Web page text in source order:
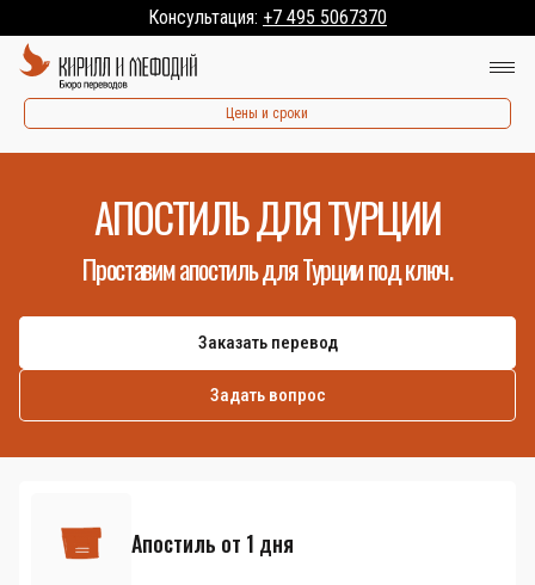
Консультация: +7 495 5067370
Цены и сроки
АПОСТИЛЬ ДЛЯ ТУРЦИИ
Проставим апостиль для Турции под ключ.
Заказать перевод
Задать вопрос
Апостиль от 1 дня